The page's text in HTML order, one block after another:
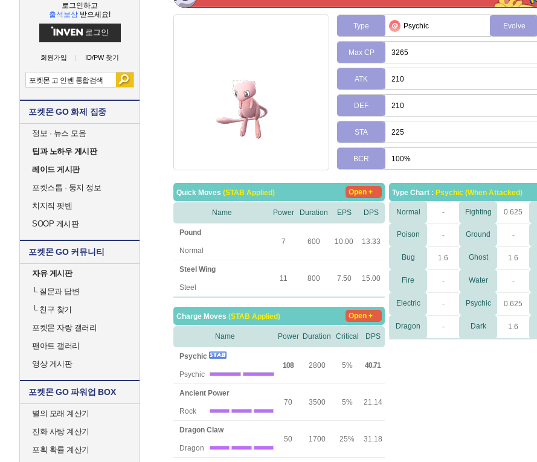
로그인하고
출석보상 받으세요!
로그인
회원가입 ID/PW 찾기
포켓몬 GO 화제 집중
정보 · 뉴스 모음
팁과 노하우 게시판
레이드 게시판
포켓스톱 · 둥지 정보
치지직 팟벤
SOOP 게시판
포켓몬 GO 커뮤니티
자유 게시판
└질문과 답변
└친구 찾기
포켓몬 자랑 갤러리
팬아트 갤러리
영상 게시판
포켓몬 GO 파워업 BOX
별의 모래 계산기
진화 사탕 계산기
포획 확률 계산기
Type Psychic Evolve
Max CP 3265
ATK 210
DEF 210
STA 225
BCR 100%
Quick Moves (STAB Applied) Open +
Name Power Duration EPS DPS
Pound
Normal
7 600 10.00 13.33
Steel Wing
Steel
11 800 7.50 15.00
Charge Moves (STAB Applied) Open +
Name Power Duration Critical DPS
Psychic
Psychic
108 2800 5% 40.71
Ancient Power
Rock
70 3500 5% 21.14
Dragon Claw
Dragon
50 1700 25% 31.18
Type Chart : Psychic (When Attacked)
Normal - Fighting 0.625
Poison - Ground -
Bug 1.6 Ghost 1.6
Fire - Water -
Electric - Psychic 0.625
Dragon - Dark 1.6